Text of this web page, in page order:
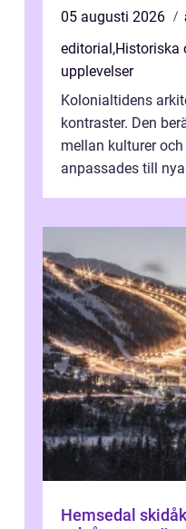
05 augusti 2026
editorial,Historiska
upplevelser
Kolonialtidens
kontraster. Den
mellan kulturer
anpassades till
Hemsedal skidåkning, fjällupplevelser